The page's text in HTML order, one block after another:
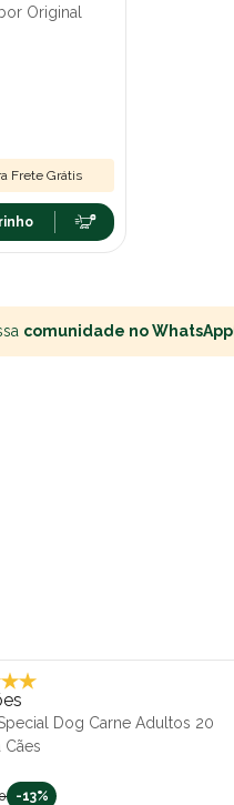
Original
Frete Grátis
comunidade no WhatsApp
Dog Carne Adultos 20
Cães
-13%